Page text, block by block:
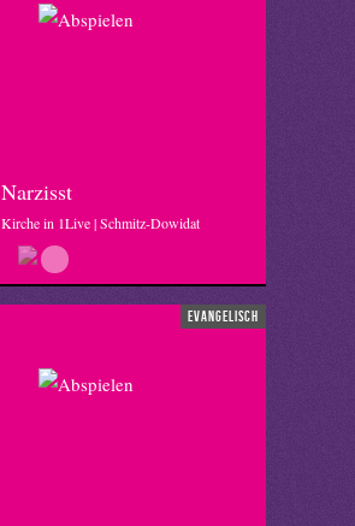
Narzisst
Kirche in 1Live | Schmitz-Dowidat
evangelisch